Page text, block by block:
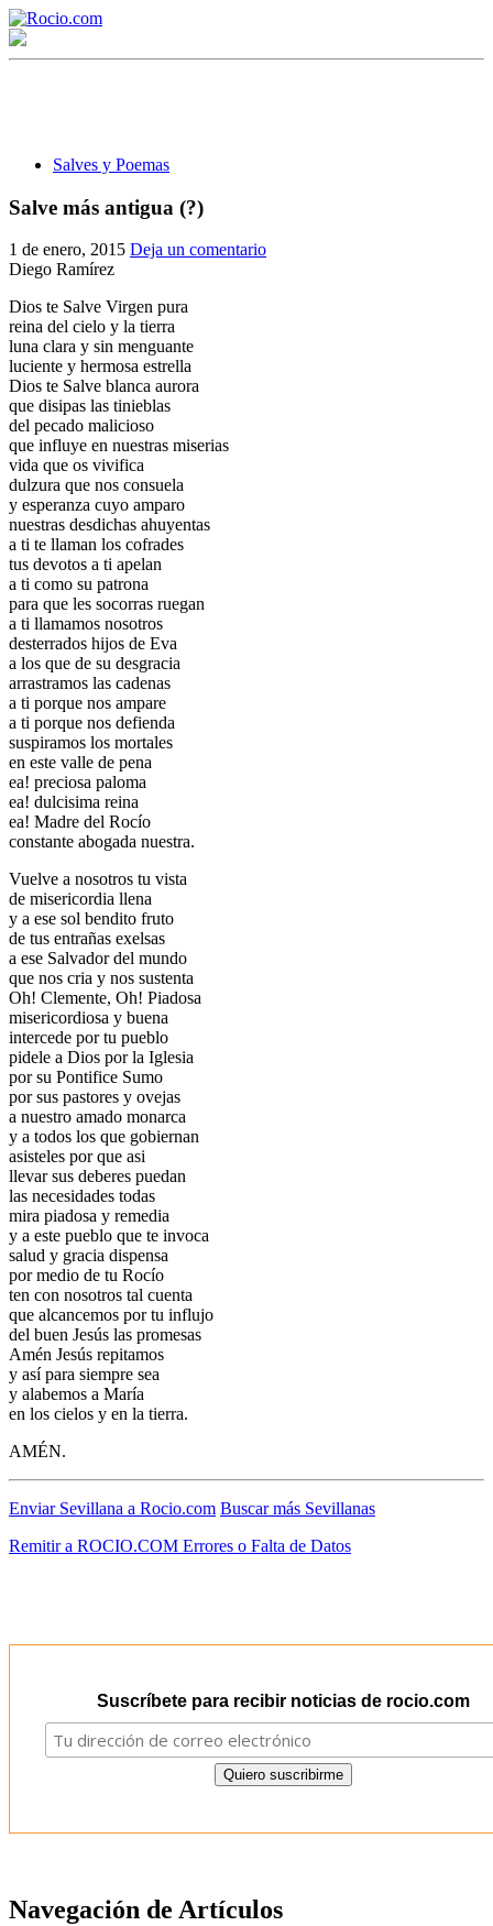
Salves y Poemas
Salve más antigua (?)
1 de enero, 2015 Deja un comentario
Diego Ramírez
Dios te Salve Virgen pura
reina del cielo y la tierra
luna clara y sin menguante
luciente y hermosa estrella
Dios te Salve blanca aurora
que disipas las tinieblas
del pecado malicioso
que influye en nuestras miserias
vida que os vivifica
dulzura que nos consuela
y esperanza cuyo amparo
nuestras desdichas ahuyentas
a ti te llaman los cofrades
tus devotos a ti apelan
a ti como su patrona
para que les socorras ruegan
a ti llamamos nosotros
desterrados hijos de Eva
a los que de su desgracia
arrastramos las cadenas
a ti porque nos ampare
a ti porque nos defienda
suspiramos los mortales
en este valle de pena
ea! preciosa paloma
ea! dulcisima reina
ea! Madre del Rocío
constante abogada nuestra.
Vuelve a nosotros tu vista
de misericordia llena
y a ese sol bendito fruto
de tus entrañas exelsas
a ese Salvador del mundo
que nos cria y nos sustenta
Oh! Clemente, Oh! Piadosa
misericordiosa y buena
intercede por tu pueblo
pidele a Dios por la Iglesia
por su Pontifice Sumo
por sus pastores y ovejas
a nuestro amado monarca
y a todos los que gobiernan
asisteles por que asi
llevar sus deberes puedan
las necesidades todas
mira piadosa y remedia
y a este pueblo que te invoca
salud y gracia dispensa
por medio de tu Rocío
ten con nosotros tal cuenta
que alcancemos por tu influjo
del buen Jesús las promesas
Amén Jesús repitamos
y así para siempre sea
y alabemos a María
en los cielos y en la tierra.
AMÉN.
Enviar Sevillana a Rocio.com Buscar más Sevillanas
Remitir a ROCIO.COM Errores o Falta de Datos
Suscríbete para recibir noticias de rocio.com
Navegación de Artículos
¡Bienvenido! Soy el asistente virtual de rocio.com.
Historia de la Virgen del Rocío
¿Cuándo es la romería del Rocío?
¿Cuántas hermandades participan en la romería?
¿Cuándo se construyó la primera ermita?
El traslado cada siete años
¿Cuales son los actos principales que se celebran en el
Quiero hacer el camino,¿que tengo que hacer?
En el Rocío, ¿dónde me alojo?